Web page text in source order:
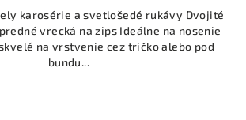
karosérie a svetlošedé rukávy Dvojité
vrecká na zips Ideálne na nosenie
na vrstvenie cez tričko alebo pod
bundu...